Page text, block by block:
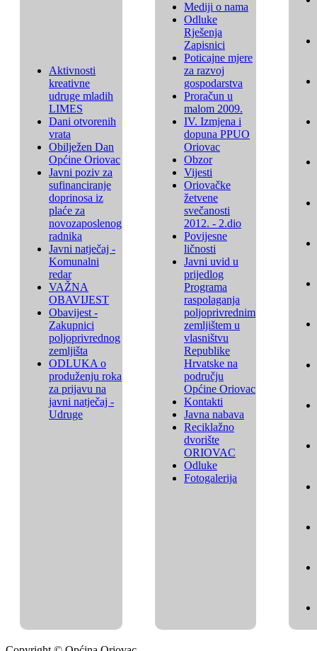
Aktivnosti
kreativne
udruge mladih
LIMES
Dani otvorenih
vrata
Obilježen Dan
Općine Oriovac
Javni poziv za
sufinanciranje
doprinosa iz
plaće za
novozaposlenog
radnika
Javni natječaj -
Komunalni
redar
VAŽNA
OBAVIJEST
Obavijest -
Zakupnici
poljoprivrednog
zemljišta
ODLUKA o
produženju roka
za prijavu na
javni natječaj -
Udruge
Mediji o nama
Odluke
Rješenja
Zapisnici
Poticajne mjere
za razvoj
gospodarstva
Proračun u
malom 2009.
IV. Izmjena i
dopuna PPUO
Oriovac
Obzor
Vijesti
Oriovačke
žetvene
svečanosti
2012. - 2.dio
Povijesne
ličnosti
Javni uvid u
prijedlog
Programa
raspolaganja
poljoprivrednim
zemljištem u
vlasništvu
Republike
Hrvatske na
području
Općine Oriovac
Kontakti
Javna nabava
Reciklažno
dvorište
ORIOVAC
Odluke
Fotogalerija